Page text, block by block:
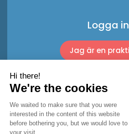
Logga in
Jag är en
Jag är en